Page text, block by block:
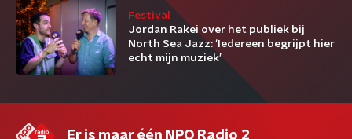
Festival
Jordan Rakei over het publiek bij
North Sea Jazz: ‘Iedereen begrijpt hier
echt mijn muziek’
Er is maar één NPO Radio 2